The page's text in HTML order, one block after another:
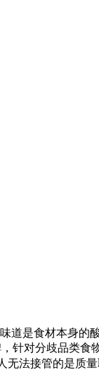
是食材本身的
对分歧品类
无法接管的是质